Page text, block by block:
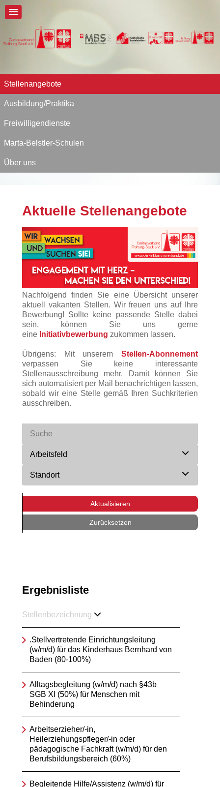
Stellenangebote
Ausbildung/Praktika
Freiwilligendienste
Marta-Belstler-Schulen
Über uns
Aktuelle Stellenangebote
Nachfolgend finden Sie eine Übersicht unserer
aktuell vakanten Stellen. Wir freuen uns auf Ihre
Bewerbung! Sollte keine passende Stelle dabei
sein, können Sie uns gerne
eine Initiativbewerbung zukommen lassen.
Übrigens: Mit unserem Stellen-Abonnement
verpassen Sie keine interessante
Stellenausschreibung mehr. Damit können Sie
sich automatisiert per Mail benachrichtigen lassen,
sobald wir eine Stelle gemäß Ihren Suchkriterien
ausschreiben.
Arbeitsfeld
Standort
Aktualisieren
Zurücksetzen
Ergebnisliste
Stellenbezeichnung
.Stellvertretende Einrichtungsleitung
(w/m/d) für das Kinderhaus Bernhard von
Baden (80-100%)
Alltagsbegleitung (w/m/d) nach §43b
SGB XI (50%) für Menschen mit
Behinderung
Arbeitserzieher/-in,
Heilerziehungspfleger/-in oder
pädagogische Fachkraft (w/m/d) für den
Berufsbildungsbereich (60%)
Begleitende Hilfe/Assistenz (w/m/d) für